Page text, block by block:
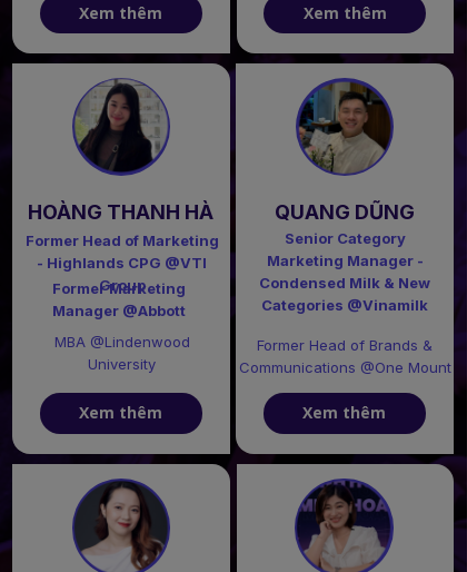
Xem thêm
QUANG DŨNG
Senior Category
Marketing Manager -
Condensed Milk & New
Categories @Vinamilk
Former Head of Brands &
Communications @One Mount
Xem thêm Xem thêm
MBA @Lindenwood
University
Xem thêm
HOÀNG THANH HÀ
Former Marketing
Manager @Abbott
Former Head of Marketing
- Highlands CPG @VTI
Group